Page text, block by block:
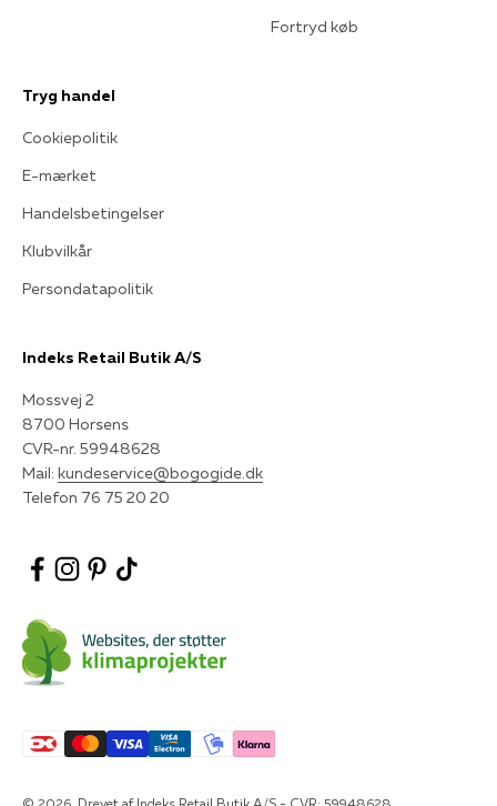
Fortryd køb
Tryg handel
Cookiepolitik
E-mærket
Handelsbetingelser
Klubvilkår
Persondatapolitik
Indeks Retail Butik A/S
Mossvej 2
8700 Horsens
CVR-nr. 59948628
Mail: kundeservice@bogogide.dk
Telefon 76 75 20 20